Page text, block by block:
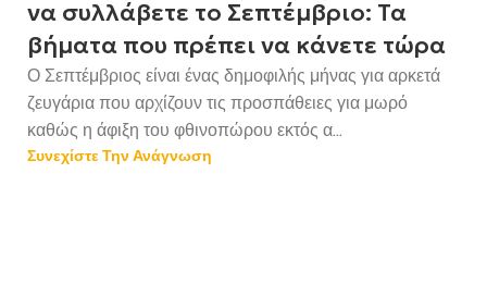
να συλλάβετε το Σεπτέμβριο: Τα
βήματα που πρέπει να κάνετε τώρα
Ο Σεπτέμβριος είναι ένας δημοφιλής μήνας για αρκετά
ζευγάρια που αρχίζουν τις προσπάθειες για μωρό
καθώς η άφιξη του φθινοπώρου εκτός α...
Συνεχίστε Την Ανάγνωση